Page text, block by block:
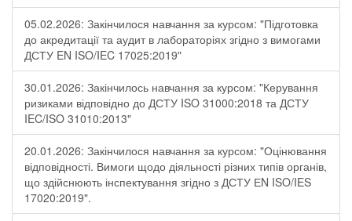
05.02.2026: Закінчилося навчання за курсом: "Підготовка
до акредитації та аудит в лабораторіях згідно з вимогами
ДСТУ EN ISO/IEC 17025:2019"
30.01.2026: Закінчилось навчання за курсом: "Керування
ризиками відповідно до ДСТУ ISO 31000:2018 та ДСТУ
IEC/ISO 31010:2013"
20.01.2026: Закінчилося навчання за курсом: "Оцінювання
відповідності. Вимоги щодо діяльності різних типів органів,
що здійснюють інспектування згідно з ДСТУ ЕN ISO/IES
17020:2019".